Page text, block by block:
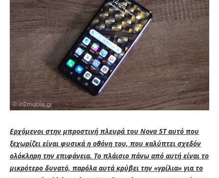
Ερχόμενοι στην μπροστινή πλευρά του Nova 5T αυτό που
ξεχωρίζει είναι φυσικά η οθόνη του, που καλύπτει σχεδόν
ολόκληρη την επιφάνεια. Το πλάισιο πάνω από αυτή είναι το
μικρότερο δυνατό, παρόλα αυτά κρύβει την «γρίλια» για το